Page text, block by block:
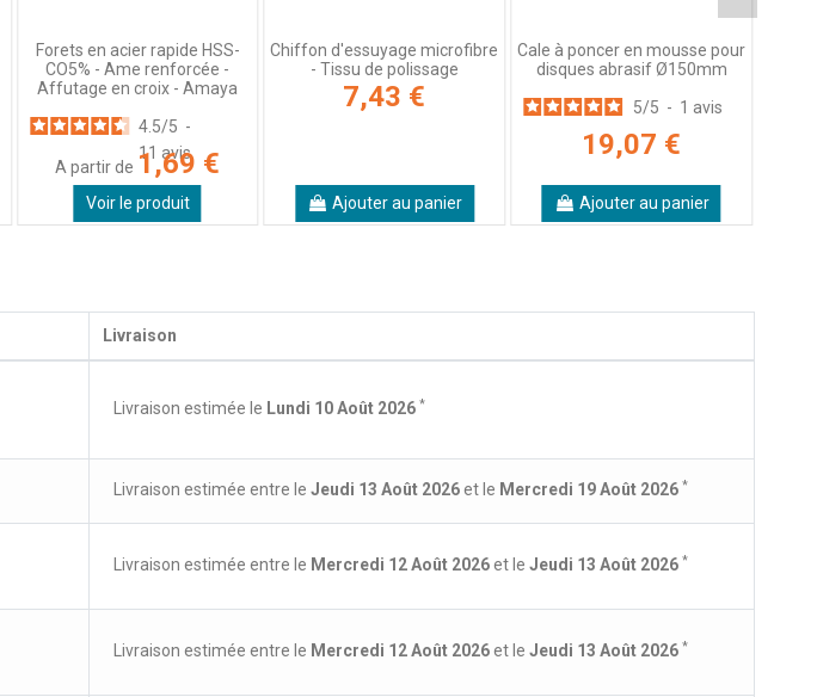
Forets en acier rapide HSS-
CO5% - Ame renforcée -
Affutage en croix - Amaya
4.5/5 -
11 avis
A partir de 1,69 €
Voir le produit
Chiffon d'essuyage microfibre
- Tissu de polissage
7,43 €
Ajouter au panier
Cale à poncer en mousse pour
disques abrasif Ø150mm
5/5 - 1 avis
19,07 €
Ajouter au panier
Livraison
Livraison estimée le Lundi 10 Août 2026 *
Livraison estimée entre le Jeudi 13 Août 2026et le Mercredi 19 Août 2026 *
Livraison estimée entre le Mercredi 12 Août 2026et le Jeudi 13 Août 2026 *
Livraison estimée entre le Mercredi 12 Août 2026et le Jeudi 13 Août 2026 *